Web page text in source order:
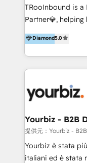
TRooInbound is
Partner💎,
scalable growth engine. We work with
market, and
HubSpot’s full
Management &
Brand
Integrations
Account-Based
Conversion-Focused
rating and 140+
Diamond5.0
Yourbiz - B2B
提供元：Yourbiz -
Yourbiz è stata
italiani ed è stata